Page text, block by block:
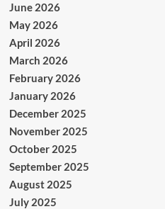
June 2026
May 2026
April 2026
March 2026
February 2026
January 2026
December 2025
November 2025
October 2025
September 2025
August 2025
July 2025